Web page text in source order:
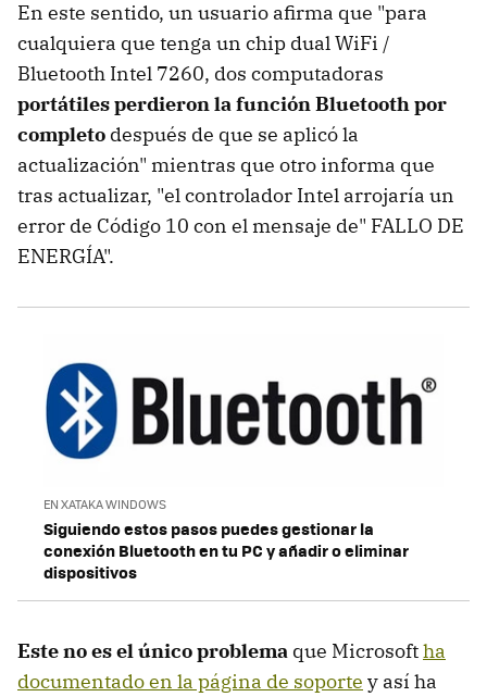
En este sentido, un usuario afirma que "para
cualquiera que tenga un chip dual WiFi /
Bluetooth Intel 7260, dos computadoras
portátiles perdieron la función Bluetooth por
completo después de que se aplicó la
actualización" mientras que otro informa que
tras actualizar, "el controlador Intel arrojaría un
error de Código 10 con el mensaje de" FALLO DE
ENERGÍA".
EN XATAKA WINDOWS
Siguiendo estos pasos puedes gestionar la
conexión Bluetooth en tu PC y añadir o eliminar
dispositivos
Este no es el único problema que Microsoftha
documentado en la página de soporte y así ha